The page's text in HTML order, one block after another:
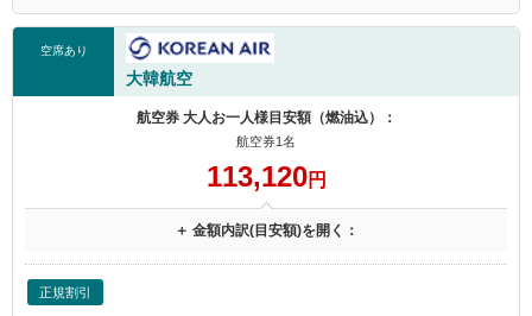
空席あり
大韓航空
航空券 大人お一人様目安額（燃油込）：
航空券1名
113,120円
＋ 金額内訳(目安額)を開く：
正規割引